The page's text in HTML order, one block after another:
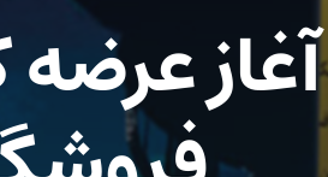
آغاز عرضه